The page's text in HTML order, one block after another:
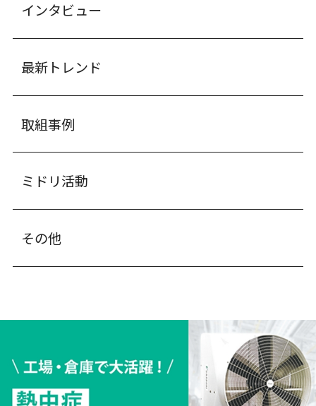
インタビュー
最新トレンド
取組事例
ミドリ活動
その他